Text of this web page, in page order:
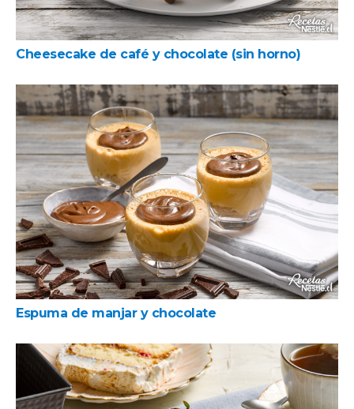
Cheesecake de café y chocolate (sin horno)
Espuma de manjar y chocolate